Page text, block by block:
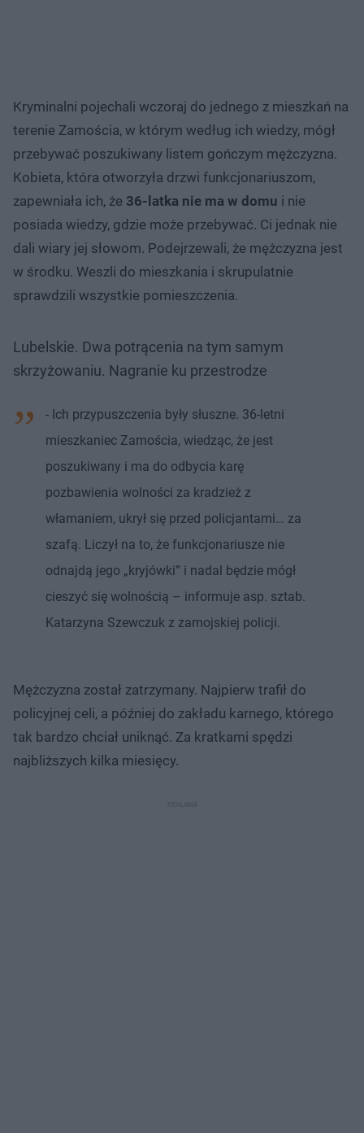
Kryminalni pojechali wczoraj do jednego z mieszkań na
terenie Zamościa, w którym według ich wiedzy, mógł
przebywać poszukiwany listem gończym mężczyzna.
Kobieta, która otworzyła drzwi funkcjonariuszom,
zapewniała ich, że 36-latka nie ma w domu i nie
posiada wiedzy, gdzie może przebywać. Ci jednak nie
dali wiary jej słowom. Podejrzewali, że mężczyzna jest
w środku. Weszli do mieszkania i skrupulatnie
sprawdzili wszystkie pomieszczenia.
Lubelskie. Dwa potrącenia na tym samym
skrzyżowaniu. Nagranie ku przestrodze
- Ich przypuszczenia były słuszne. 36-letni
mieszkaniec Zamościa, wiedząc, że jest
poszukiwany i ma do odbycia karę
pozbawienia wolności za kradzież z
włamaniem, ukrył się przed policjantami… za
szafą. Liczył na to, że funkcjonariusze nie
odnajdą jego „kryjówki” i nadal będzie mógł
cieszyć się wolnością – informuje asp. sztab.
Katarzyna Szewczuk z zamojskiej policji.
Mężczyzna został zatrzymany. Najpierw trafił do
policyjnej celi, a później do zakładu karnego, którego
tak bardzo chciał uniknąć. Za kratkami spędzi
najbliższych kilka miesięcy.